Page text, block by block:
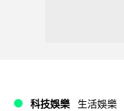
科技娛樂 生活娛樂